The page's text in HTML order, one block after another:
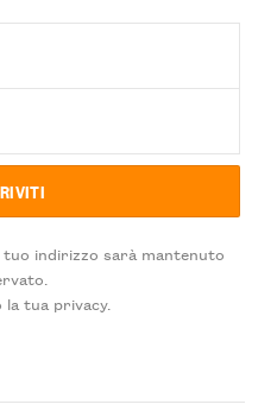
indirizzo sarà mantenuto
tua privacy.